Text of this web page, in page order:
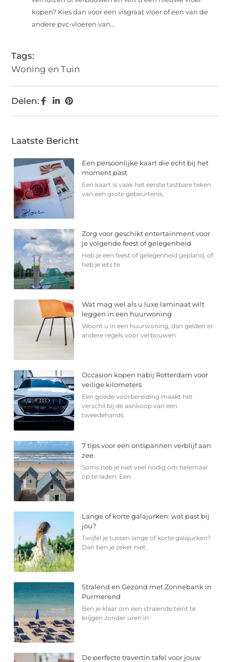
kopen? Kies dan voor een visgraat vloer of een van de
andere pvc-vloeren van...
Tags:
Woning en Tuin
Delen:
Laatste Bericht
Een persoonlijke kaart die echt bij het
moment past
Een kaart is vaak het eerste tastbare teken
van een grote gebeurtenis.
Zorg voor geschikt entertainment voor
je volgende feest of gelegenheid
Heb je een feest of gelegenheid gepland, of
heb je iets te
Wat mag wel als u luxe laminaat wilt
leggen in een huurwoning
Woont u in een huurwoning, dan gelden er
andere regels voor verbouwen
Occasion kopen nabij Rotterdam voor
veilige kilometers
Een goede voorbereiding maakt het
verschil bij de aankoop van een
tweedehands
7 tips voor een ontspannen verblijf aan
zee
Soms heb je niet veel nodig om helemaal
op te laden. Een
Lange of korte galajurken: wat past bij
jou?
Twijfel je tussen lange of korte galajurken?
Dan ben je zeker niet
Stralend en Gezond met Zonnebank in
Purmerend
Ben je klaar om een stralende teint te
krijgen zonder uren in
De perfecte travertin tafel voor jouw